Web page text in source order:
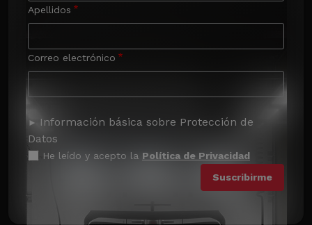
Apellidos
Correo electrónico
Información básica sobre Protección de
Datos
He leído y acepto la Política de Privacidad